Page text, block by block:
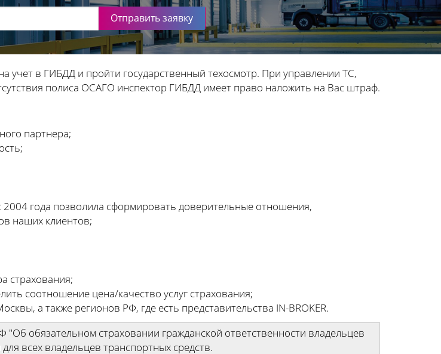
Отправить заявку
в ГИБДД и пройти государственный техосмотр. При управлении ТС,
полиса ОСАГО инспектор ГИБДД имеет право наложить на Вас штраф.
партнера;
года позволила сформировать доверительные отношения,
наших клиентов;
страхования;
соотношение цена/качество услуг страхования;
а также регионов РФ, где есть представительства IN-BROKER.
обязательном страховании гражданской ответственности владельцев
всех владельцев транспортных средств.